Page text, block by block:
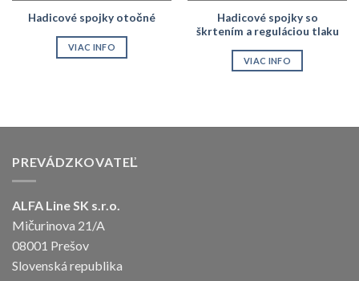
Hadicové spojky otočné
VIAC INFO
Hadicové spojky so
škrtením a reguláciou tlaku
VIAC INFO
PREVÁDZKOVATEĽ
ALFA Line SK s.r.o.
Mičurinova 21/A
08001 Prešov
Slovenská republika